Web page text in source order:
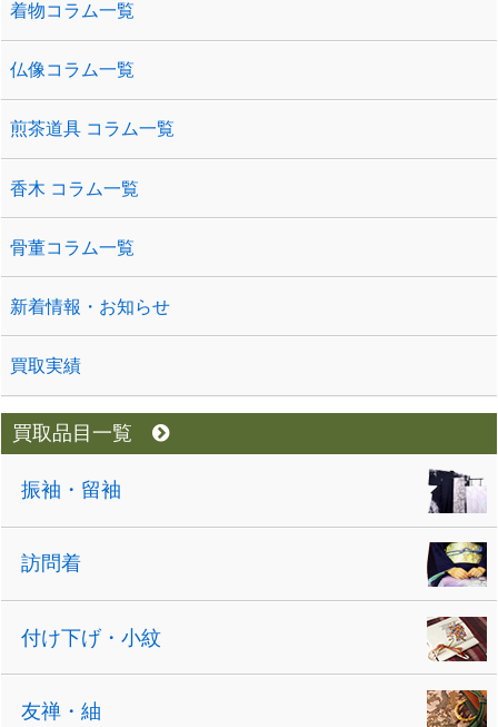
着物コラム一覧
仏像コラム一覧
煎茶道具 コラム一覧
香木 コラム一覧
骨董コラム一覧
新着情報・お知らせ
買取実績
買取品目一覧
振袖・留袖
訪問着
付け下げ・小紋
友禅・紬